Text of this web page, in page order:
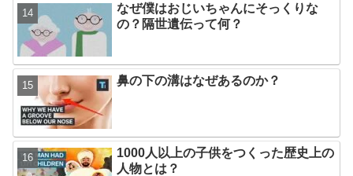
なぜ僕はおじいちゃんにそっくりな
の？隔世遺伝って何？
鼻の下の溝はなぜあるのか？
1000人以上の子供をつくった歴史上の
人物とは？